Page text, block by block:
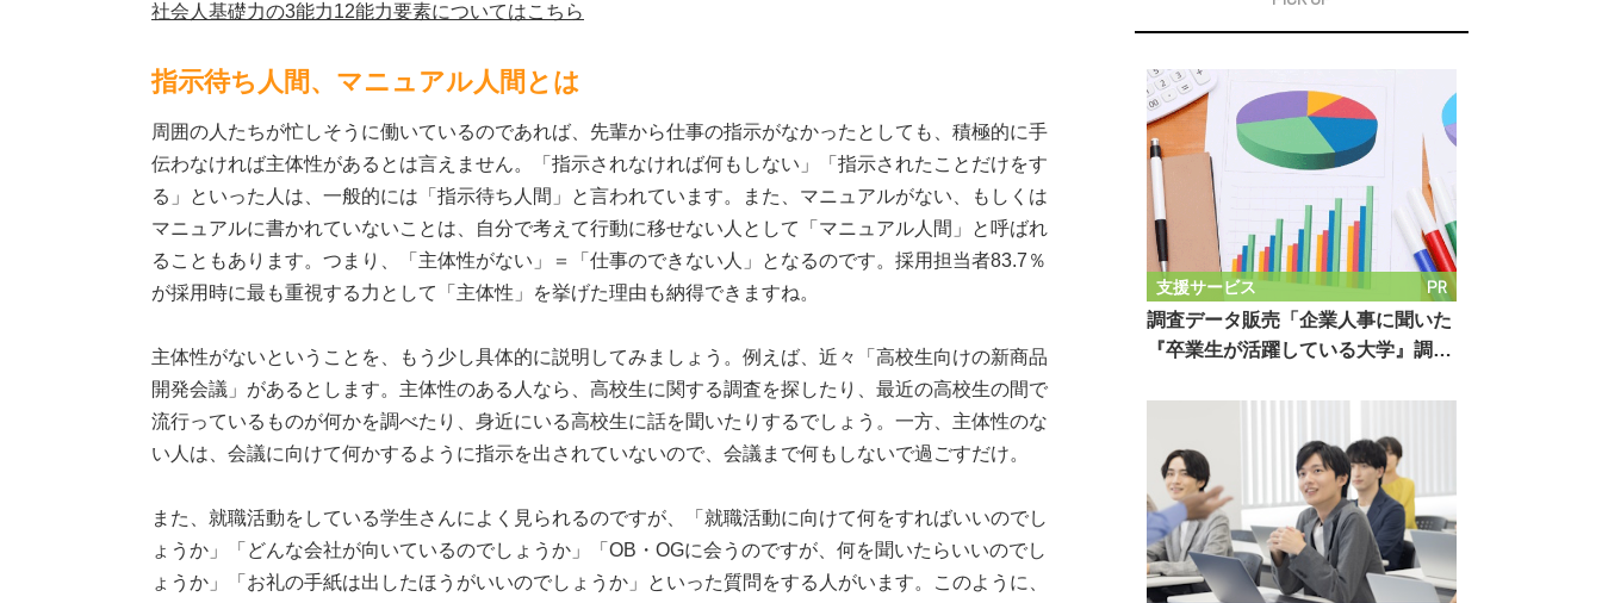
社会人基礎力の3能力12能力要素についてはこちら
指示待ち人間、マニュアル人間とは
周囲の人たちが忙しそうに働いているのであれば、先輩から仕事の指示がなかったとしても、積極的に手
伝わなければ主体性があるとは言えません。「指示されなければ何もしない」「指示されたことだけをす
る」といった人は、一般的には「指示待ち人間」と言われています。また、マニュアルがない、もしくは
マニュアルに書かれていないことは、自分で考えて行動に移せない人として「マニュアル人間」と呼ばれ
ることもあります。つまり、「主体性がない」＝「仕事のできない人」となるのです。採用担当者83.7％
が採用時に最も重視する力として「主体性」を挙げた理由も納得できますね。
主体性がないということを、もう少し具体的に説明してみましょう。例えば、近々「高校生向けの新商品
開発会議」があるとします。主体性のある人なら、高校生に関する調査を探したり、最近の高校生の間で
流行っているものが何かを調べたり、身近にいる高校生に話を聞いたりするでしょう。一方、主体性のな
い人は、会議に向けて何かするように指示を出されていないので、会議まで何もしないで過ごすだけ。
また、就職活動をしている学生さんによく見られるのですが、「就職活動に向けて何をすればいいのでし
ょうか」「どんな会社が向いているのでしょうか」「OB・OGに会うのですが、何を聞いたらいいのでし
ょうか」「お礼の手紙は出したほうがいいのでしょうか」といった質問をする人がいます。このように、
支援サービス
PR
調査データ販売「企業人事に聞いた
『卒業生が活躍している大学』調…